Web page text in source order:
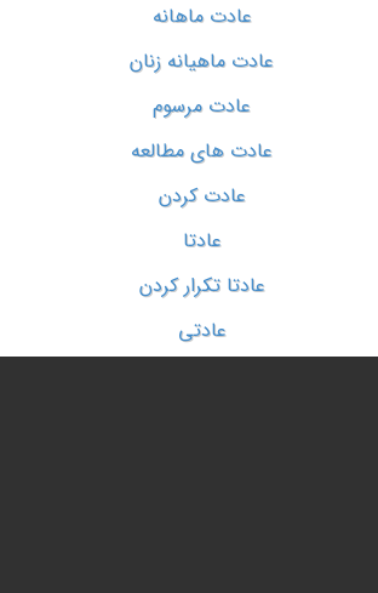
عادت ماهانه
عادت ماهیانه زنان
عادت مرسوم
عادت های مطالعه
عادت کردن
عادتا
عادتا تکرار کردن
عادتی